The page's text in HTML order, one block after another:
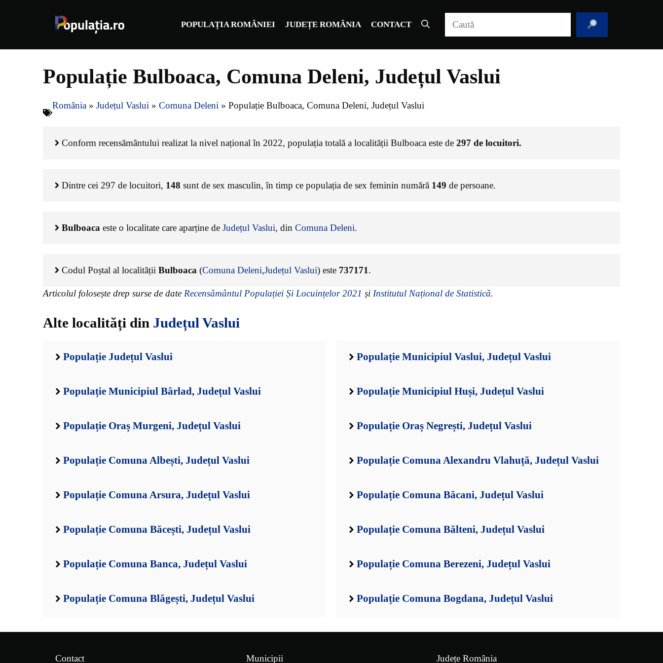
POPULAȚIA ROMÂNIEI JUDEȚE ROMÂNIA CONTACT
Populație Bulboaca, Comuna Deleni, Județul Vaslui
România » Județul Vaslui » Comuna Deleni » Populație Bulboaca, Comuna Deleni, Județul Vaslui
Conform recensământului realizat la nivel național în 2022, populația totală a localității Bulboaca este de 297 de locuitori.
Dintre cei 297 de locuitori, 148 sunt de sex masculin, în timp ce populația de sex feminin numără 149 de persoane.
Bulboaca este o localitate care aparține de Județul Vaslui, din Comuna Deleni.
Codul Poștal al localității Bulboaca (Comuna Deleni,Județul Vaslui) este 737171.
Articolul folosește drep surse de date Recensământul Populației Și Locuințelor 2021 și Institutul Național de Statistică.
Alte localități din Județul Vaslui
Populație Județul Vaslui Populație Municipiul Vaslui, Județul Vaslui
Populație Municipiul Bârlad, Județul Vaslui Populație Municipiul Huși, Județul Vaslui
Populație Oraș Murgeni, Județul Vaslui Populație Oraș Negrești, Județul Vaslui
Populație Comuna Albești, Județul Vaslui Populație Comuna Alexandru Vlahuță, Județul Vaslui
Populație Comuna Arsura, Județul Vaslui Populație Comuna Băcani, Județul Vaslui
Populație Comuna Băcești, Județul Vaslui Populație Comuna Bălteni, Județul Vaslui
Populație Comuna Banca, Județul Vaslui Populație Comuna Berezeni, Județul Vaslui
Populație Comuna Blăgești, Județul Vaslui Populație Comuna Bogdana, Județul Vaslui
Contact Municipii Județe România